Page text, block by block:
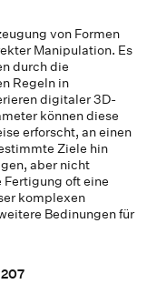
von Formen
Manipulation. Es
durch die
Regeln in
digitaler 3D-
können diese
erforscht, an einen
Ziele hin
aber nicht
oft eine
komplexen
Bedinungen für